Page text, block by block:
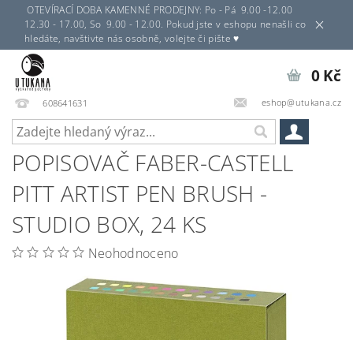
OTEVÍRACÍ DOBA KAMENNÉ PRODEJNY: Po - Pá 9.00 -12.00
12.30 - 17.00, So 9.00 - 12.00. Pokud jste v eshopu nenašli co
hledáte, navštivte nás osobně, volejte či pište ♥
608641631 eshop@utukana.cz
0 Kč
POPISOVAČ FABER-CASTELL
PITT ARTIST PEN BRUSH -
STUDIO BOX, 24 KS
Neohodnoceno